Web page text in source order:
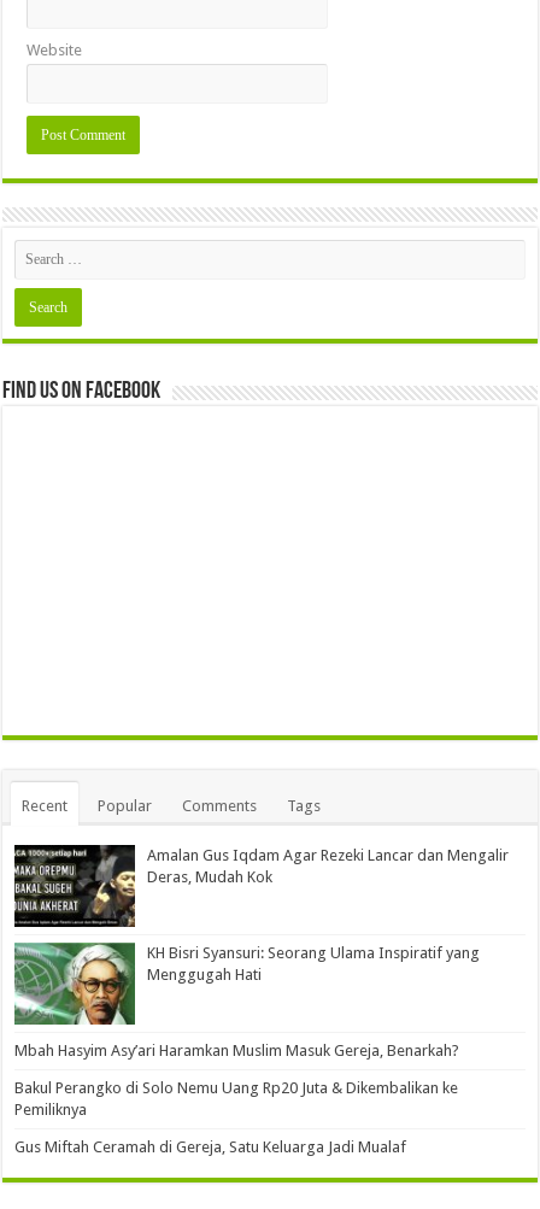
Website
Find us on Facebook
Recent Popular Comments Tags
Amalan Gus Iqdam Agar Rezeki Lancar dan Mengalir
Deras, Mudah Kok
KH Bisri Syansuri: Seorang Ulama Inspiratif yang
Menggugah Hati
Mbah Hasyim Asy’ari Haramkan Muslim Masuk Gereja, Benarkah?
Bakul Perangko di Solo Nemu Uang Rp20 Juta & Dikembalikan ke
Pemiliknya
Gus Miftah Ceramah di Gereja, Satu Keluarga Jadi Mualaf